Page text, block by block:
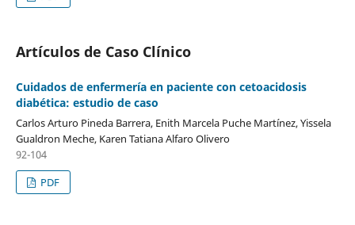
Artículos de Caso Clínico
Cuidados de enfermería en paciente con cetoacidosis
diabética: estudio de caso
Carlos Arturo Pineda Barrera, Enith Marcela Puche Martínez, Yissela
Gualdron Meche, Karen Tatiana Alfaro Olivero
92-104
PDF